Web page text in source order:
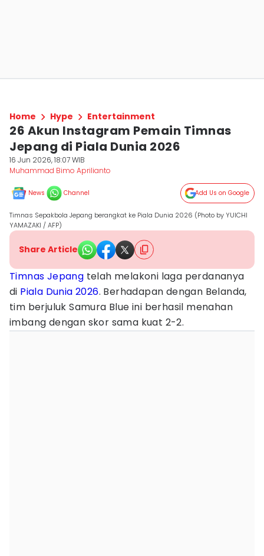
Home Hype Entertainment
26 Akun Instagram Pemain Timnas
Jepang di Piala Dunia 2026
16 Jun 2026, 18:07 WIB
Muhammad Bimo Aprilianto
News Channel Add Us on Google
Timnas Sepakbola Jepang berangkat ke Piala Dunia 2026 (Photo by YUICHI
YAMAZAKI / AFP)
Share Article
Timnas Jepang telah melakoni laga perdananya
di Piala Dunia 2026. Berhadapan dengan Belanda,
tim berjuluk Samura Blue ini berhasil menahan
imbang dengan skor sama kuat 2-2.